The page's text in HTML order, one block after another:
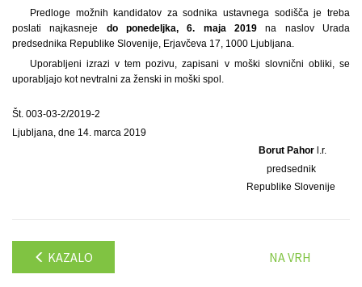
Predloge možnih kandidatov za sodnika ustavnega sodišča je treba
poslati najkasneje do ponedeljka, 6. maja 2019na naslov Urada
predsednika Republike Slovenije, Erjavčeva 17, 1000 Ljubljana.
Uporabljeni izrazi v tem pozivu, zapisani v moški slovnični obliki, se
uporabljajo kot nevtralni za ženski in moški spol.
Št. 003-03-2/2019-2
Ljubljana, dne 14. marca 2019
Borut Pahorl.r.
predsednik
Republike Slovenije
KAZALO NA VRH